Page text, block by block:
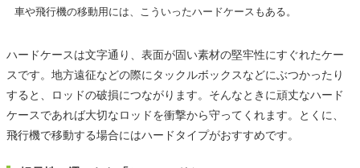
車や飛行機の移動用には、こういったハードケースもある。
ハードケースは文字通り、表面が固い素材の堅牢性にすぐれたケー
スです。地方遠征などの際にタックルボックスなどにぶつかったり
すると、ロッドの破損につながります。そんなときに頑丈なハード
ケースであれば大切なロッドを衝撃から守ってくれます。とくに、
飛行機で移動する場合にはハードタイプがおすすめです。